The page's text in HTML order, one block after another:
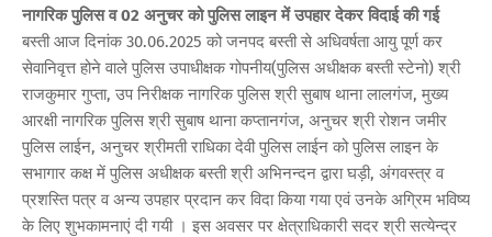
नागरिक पुलिस व 02 अनुचर को पुलिस लाइन में उपहार देकर विदाई की गई
बस्ती आज दिनांक 30.06.2025 को जनपद बस्ती से अधिवर्षता आयु पूर्ण कर
सेवानिवृत्त होने वाले पुलिस उपाधीक्षक गोपनीय(पुलिस अधीक्षक बस्ती स्टेनो) श्री
राजकुमार गुप्ता, उप निरीक्षक नागरिक पुलिस श्री सुबाष थाना लालगंज, मुख्य
आरक्षी नागरिक पुलिस श्री सुबाष थाना कप्तानगंज, अनुचर श्री रोशन जमीर
पुलिस लाईन, अनुचर श्रीमती राधिका देवी पुलिस लाईन को पुलिस लाइन के
सभागार कक्ष में पुलिस अधीक्षक बस्ती श्री अभिनन्दन द्वारा घड़ी, अंगवस्त्र व
प्रशस्ति पत्र व अन्य उपहार प्रदान कर विदा किया गया एवं उनके अग्रिम भविष्य
के लिए शुभकामनाएं दी गयी । इस अवसर पर क्षेत्राधिकारी सदर श्री सत्येन्द्र